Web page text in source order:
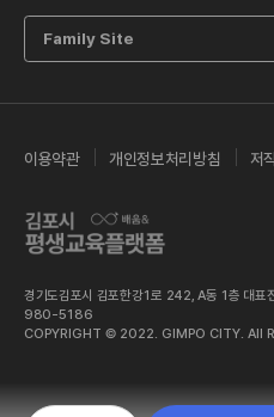
Family Site
이용약관 개인정보처리방침 저
경기도김포시 김포한강1로 242, A동 1층
980-5186
COPYRIGHT © 2022. GIMPO CITY. All